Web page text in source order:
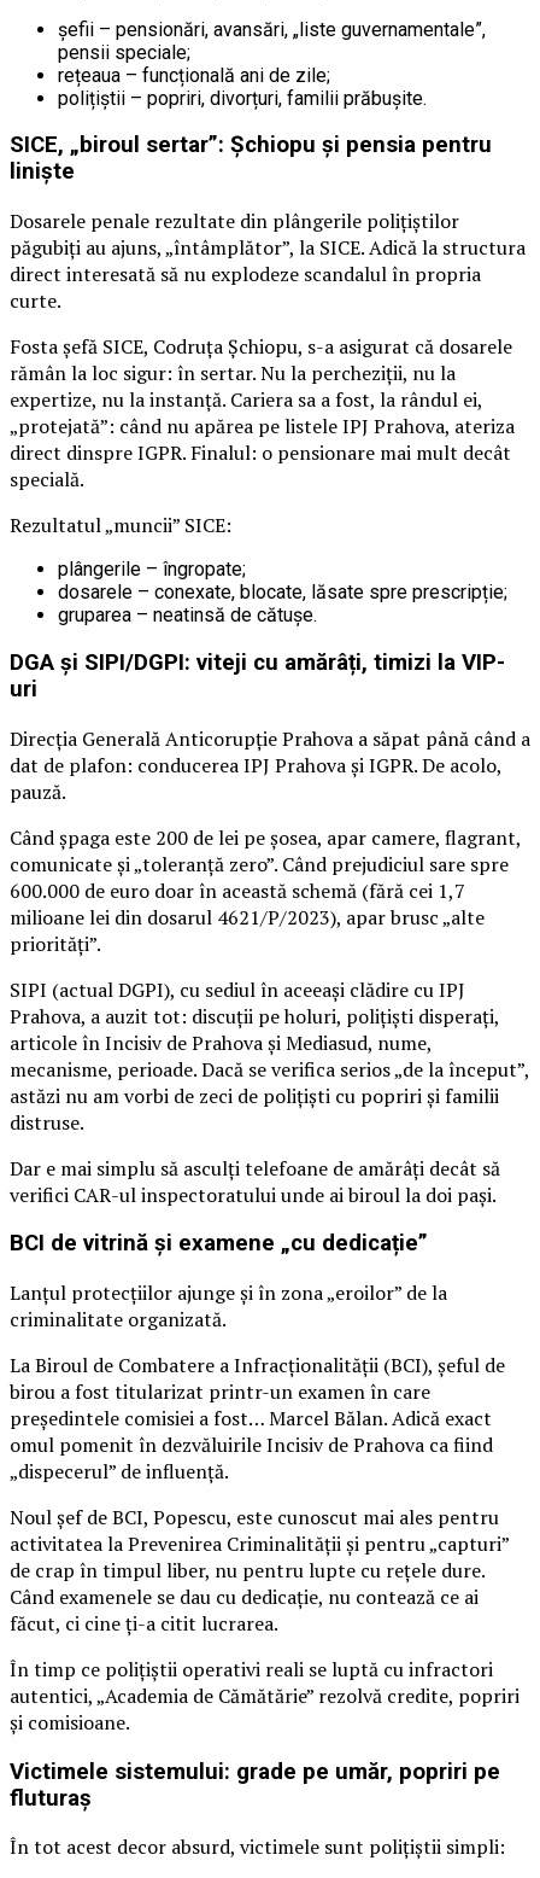
șefii – pensionări, avansări, „liste guvernamentale”,
pensii speciale;
rețeaua – funcțională ani de zile;
polițiștii – popriri, divorțuri, familii prăbușite.
SICE, „biroul sertar”: Șchiopu și pensia pentru
liniște
Dosarele penale rezultate din plângerile polițiștilor
păgubiți au ajuns, „întâmplător”, la SICE. Adică la structura
direct interesată să nu explodeze scandalul în propria
curte.
Fosta șefă SICE, Codruța Șchiopu, s-a asigurat că dosarele
rămân la loc sigur: în sertar. Nu la percheziții, nu la
expertize, nu la instanță. Cariera sa a fost, la rândul ei,
„protejată”: când nu apărea pe listele IPJ Prahova, ateriza
direct dinspre IGPR. Finalul: o pensionare mai mult decât
specială.
Rezultatul „muncii” SICE:
plângerile – îngropate;
dosarele – conexate, blocate, lăsate spre prescripție;
gruparea – neatinsă de cătușe.
DGA și SIPI/DGPI: viteji cu amărâți, timizi la VIP-
uri
Direcția Generală Anticorupție Prahova a săpat până când a
dat de plafon: conducerea IPJ Prahova și IGPR. De acolo,
pauză.
Când șpaga este 200 de lei pe șosea, apar camere, flagrant,
comunicate și „toleranță zero”. Când prejudiciul sare spre
600.000 de euro doar în această schemă (fără cei 1,7
milioane lei din dosarul 4621/P/2023), apar brusc „alte
priorități”.
SIPI (actual DGPI), cu sediul în aceeași clădire cu IPJ
Prahova, a auzit tot: discuții pe holuri, polițiști disperați,
articole în Incisiv de Prahova și Mediasud, nume,
mecanisme, perioade. Dacă se verifica serios „de la început”,
astăzi nu am vorbi de zeci de polițiști cu popriri și familii
distruse.
Dar e mai simplu să asculți telefoane de amărâți decât să
verifici CAR-ul inspectoratului unde ai biroul la doi pași.
BCI de vitrină și examene „cu dedicație”
Lanțul protecțiilor ajunge și în zona „eroilor” de la
criminalitate organizată.
La Biroul de Combatere a Infracționalității (BCI), șeful de
birou a fost titularizat printr-un examen în care
președintele comisiei a fost… Marcel Bălan. Adică exact
omul pomenit în dezvăluirile Incisiv de Prahova ca fiind
„dispecerul” de influență.
Noul șef de BCI, Popescu, este cunoscut mai ales pentru
activitatea la Prevenirea Criminalității și pentru „capturi”
de crap în timpul liber, nu pentru lupte cu rețele dure.
Când examenele se dau cu dedicație, nu contează ce ai
făcut, ci cine ți-a citit lucrarea.
În timp ce polițiștii operativi reali se luptă cu infractori
autentici, „Academia de Cămătărie” rezolvă credite, popriri
și comisioane.
Victimele sistemului: grade pe umăr, popriri pe
fluturaș
În tot acest decor absurd, victimele sunt polițiștii simpli: